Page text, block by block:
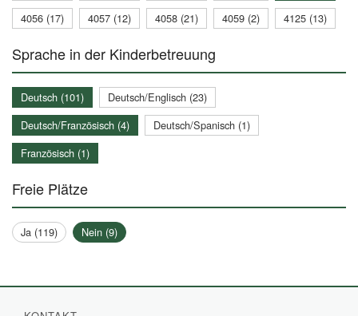
4056 (17)
4057 (12) 4058 (21) 4059 (2) 4125 (13)
Sprache in der Kinderbetreuung
Deutsch (101)
Deutsch/Englisch (23)
Deutsch/Französisch (4)
Deutsch/Spanisch (1)
Französisch (1)
Freie Plätze
Ja (119) Nein (9)